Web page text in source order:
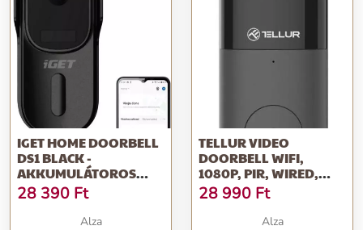
IGET HOME DOORBELL
DS1 BLACK -
AKKUMULÁTOROS
WIFI VIDEÓ
KAPUTELEFON FULLHD
28 390 Ft
Alza
TELLUR VIDEO
DOORBELL WIFI,
1080P, PIR, WIRED,
FEKETE
28 990 Ft
Alza